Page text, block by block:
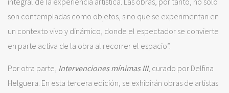
son contempladas como objetos, sino que se experimentan en
un contexto vivo y dinámico, donde el espectador se convierte
en parte activa de la obra al recorrer el espacio”.
Por otra parte, Intervenciones mínimas III, curado por Delfina
Helguera. En esta tercera edición, se exhibirán obras de artistas